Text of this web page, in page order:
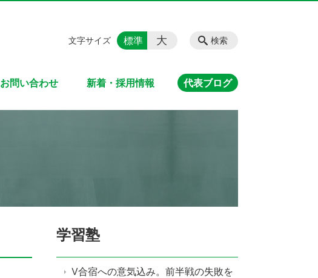
お問い合わせ 新着・採用情報 代表ブログ
検索
文字サイズ 標準 大
学習塾
V合宿への意気込み。前半戦の失敗を